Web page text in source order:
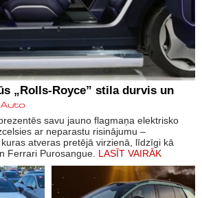
„Rolls-Royce” stila durvis un
savu jauno flagmaņa elektrisko
ar neparastu risinājumu –
atveras pretējā virzienā, līdzīgi kā
Ferrari Purosangue. LASĪT VAIRĀK